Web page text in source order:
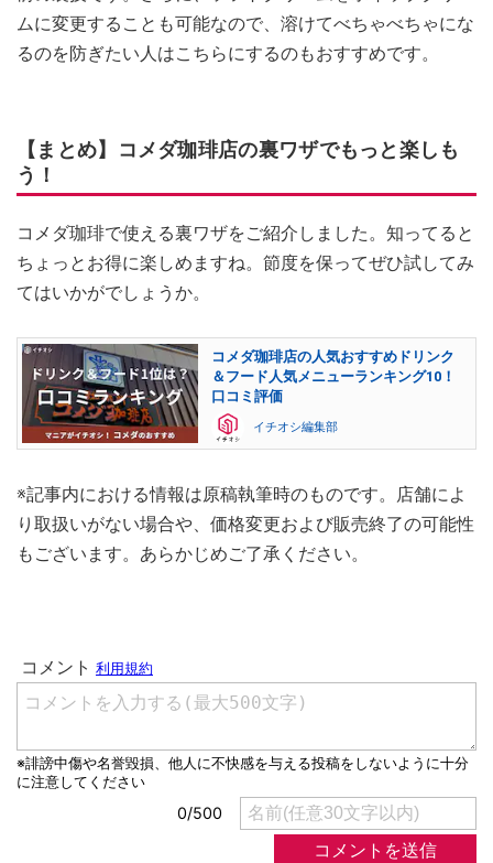
ムに変更することも可能なので、溶けてべちゃべちゃにな
るのを防ぎたい人はこちらにするのもおすすめです。
【まとめ】コメダ珈琲店の裏ワザでもっと楽しも
う！
コメダ珈琲で使える裏ワザをご紹介しました。知ってると
ちょっとお得に楽しめますね。節度を保ってぜひ試してみ
てはいかがでしょうか。
コメダ珈琲店の人気おすすめドリンク
＆フード人気メニューランキング10！
口コミ評価
イチオシ編集部
※記事内における情報は原稿執筆時のものです。店舗によ
り取扱いがない場合や、価格変更および販売終了の可能性
もございます。あらかじめご了承ください。